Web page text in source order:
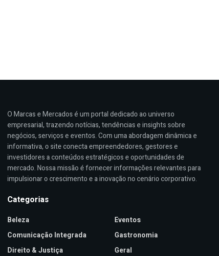
O Marcas e Mercados é um portal dedicado ao universo
empresarial, trazendo notícias, tendências e insights sobre
negócios, serviços e eventos. Com uma abordagem dinâmica e
informativa, o site conecta empreendedores, gestores e
investidores a conteúdos estratégicos e oportunidades de
mercado. Nossa missão é fornecer informações relevantes para
impulsionar o crescimento e a inovação no cenário corporativo.
Categorias
Beleza
Comunicação Integrada
Direito & Justiça
Eventos
Gastronomia
Geral